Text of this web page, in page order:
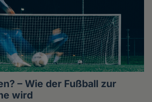
– Wie der Fußball zur
wird